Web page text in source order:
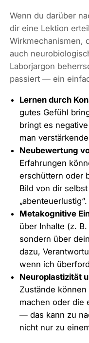
Wenn du darüber
dir eine Lektion
Wirkmechanismen,
auch
Laborjargon
passiert — ein
Lernen durch
gutes Gefühl
bringt es
man
Neubewertung
Erfahrungen
erschüttern oder
Bild von dir
„abenteuerlustig“.
Metakognitive
über Inhalte (z.
sondern über
dazu,
wenn ich
Neuroplastizität
Zustände
machen oder die
— das kann zu
nicht nur zu